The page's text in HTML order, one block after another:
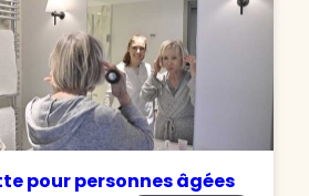
pour personnes âgées